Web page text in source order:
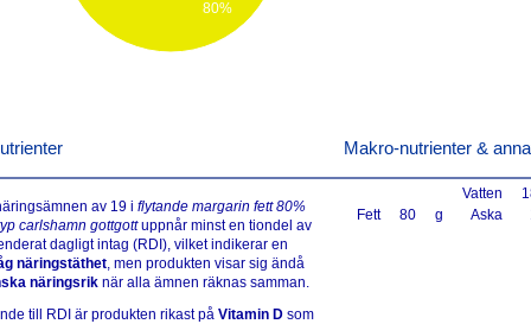
80%
Makro-nutrienter &
av 19 i flytande margarin fett 80%
carlshamn gottgottuppnår minst en tiondel av
dagligt intag (RDI), vilket indikerar en
näringstäthet , men produkten visar sig ändå
näringsrik när alla ämnen räknas samman.
till RDI är produkten rikast på Vitamin D som
Vatten
Fett
80 g Aska